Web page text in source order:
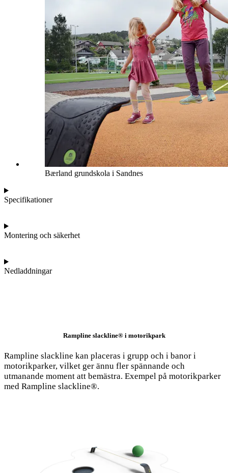
Bærland grundskola i Sandnes
Specifikationer
Montering och säkerhet
Nedladdningar
Rampline slackline® i motorikpark
Rampline slackline kan placeras i grupp och i banor i
motorikparker, vilket ger ännu fler spännande och
utmanande moment att bemästra. Exempel på motorikparker
med Rampline slackline®.